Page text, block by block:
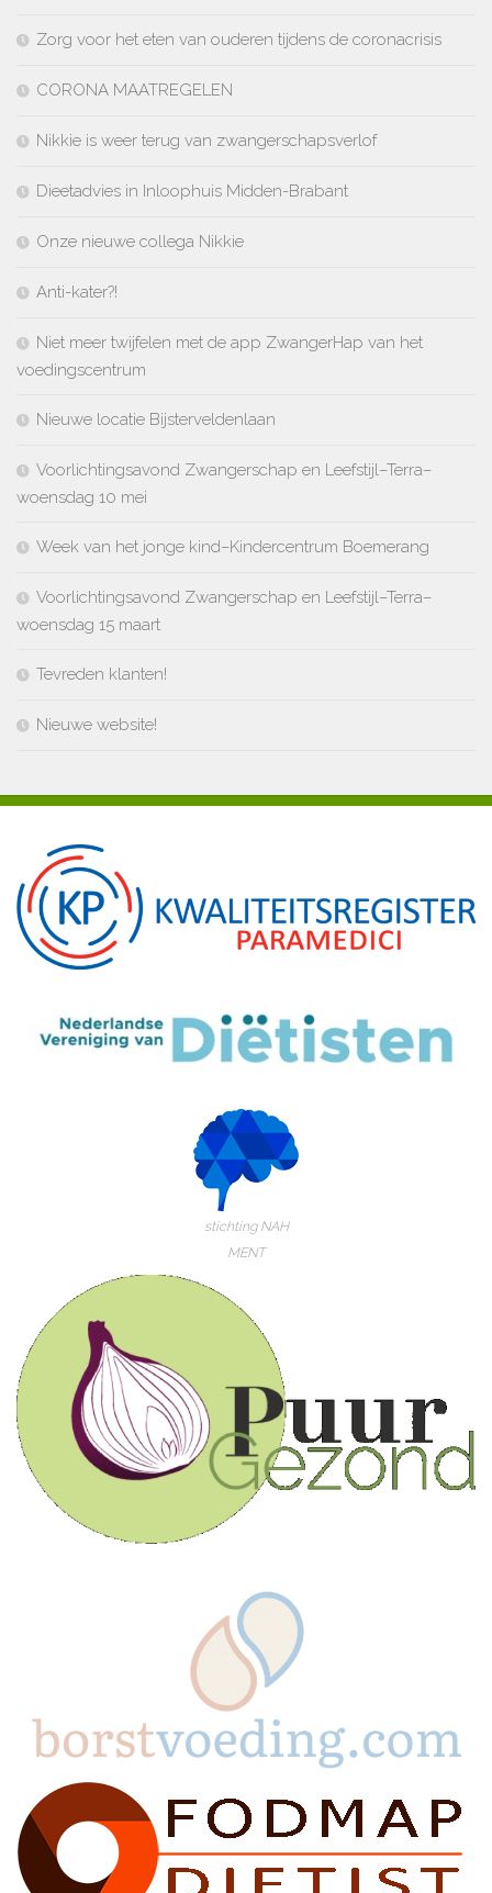
Zorg voor het eten van ouderen tijdens de coronacrisis
CORONA MAATREGELEN
Nikkie is weer terug van zwangerschapsverlof
Dieetadvies in Inloophuis Midden-Brabant
Onze nieuwe collega Nikkie
Anti-kater?!
Niet meer twijfelen met de app ZwangerHap van het
voedingscentrum
Nieuwe locatie Bijsterveldenlaan
Voorlichtingsavond Zwangerschap en Leefstijl–Terra–
woensdag 10 mei
Week van het jonge kind–Kindercentrum Boemerang
Voorlichtingsavond Zwangerschap en Leefstijl–Terra–
woensdag 15 maart
Tevreden klanten!
Nieuwe website!
stichting NAH
MENT